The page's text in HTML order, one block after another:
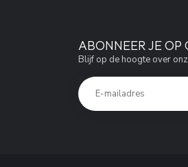
ABONNEER JE OP
Blijf op de hoogte over